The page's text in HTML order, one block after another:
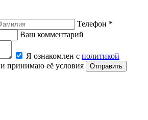
Телефон *
Ваш комментарий
Я ознакомлен с политикой
и принимаю её условия Отправить